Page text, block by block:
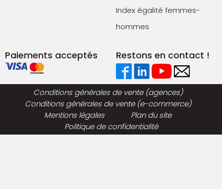
Index égalité femmes-
hommes
Paiements acceptés Restons en contact !
Conditions générales de vente (agences)
Conditions générales de vente (e-commerce)
Mentions légales
Plan du site
Politique de confidentialité